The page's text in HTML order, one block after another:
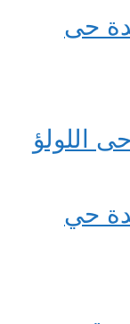
حى
اللولؤ
حي